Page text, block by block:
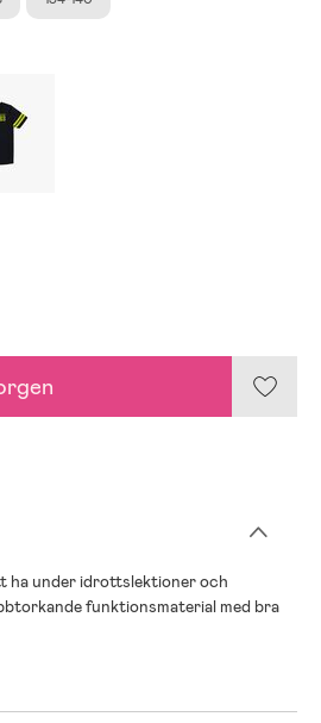
ha under idrottslektioner och
funktionsmaterial med bra